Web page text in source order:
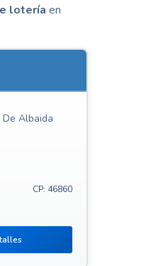
lotería en
De Albaida
CP: 46860